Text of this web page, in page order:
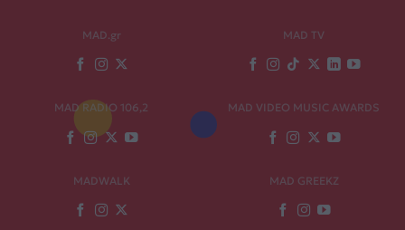
MAD.gr MAD TV
MAD RADIO 106,2 MAD VIDEO MUSIC AWARDS
MADWALK MAD GREEKZ